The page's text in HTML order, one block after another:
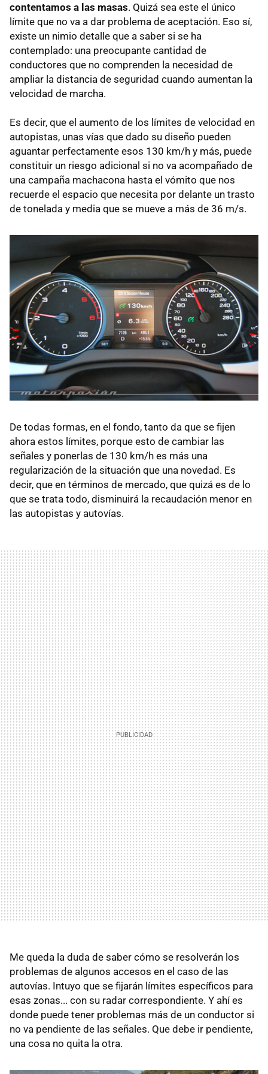
contentamos a las masas. Quizá sea este el único
límite que no va a dar problema de aceptación. Eso sí,
existe un nimio detalle que a saber si se ha
contemplado: una preocupante cantidad de
conductores que no comprenden la necesidad de
ampliar la distancia de seguridad cuando aumentan la
velocidad de marcha.
Es decir, que el aumento de los límites de velocidad en
autopistas, unas vías que dado su diseño pueden
aguantar perfectamente esos 130 km/h y más, puede
constituir un riesgo adicional si no va acompañado de
una campaña machacona hasta el vómito que nos
recuerde el espacio que necesita por delante un trasto
de tonelada y media que se mueve a más de 36 m/s.
De todas formas, en el fondo, tanto da que se fijen
ahora estos límites, porque esto de cambiar las
señales y ponerlas de 130 km/h es más una
regularización de la situación que una novedad. Es
decir, que en términos de mercado, que quizá es de lo
que se trata todo, disminuirá la recaudación menor en
las autopistas y autovías.
Me queda la duda de saber cómo se resolverán los
problemas de algunos accesos en el caso de las
autovías. Intuyo que se fijarán límites específicos para
esas zonas... con su radar correspondiente. Y ahí es
donde puede tener problemas más de un conductor si
no va pendiente de las señales. Que debe ir pendiente,
una cosa no quita la otra.